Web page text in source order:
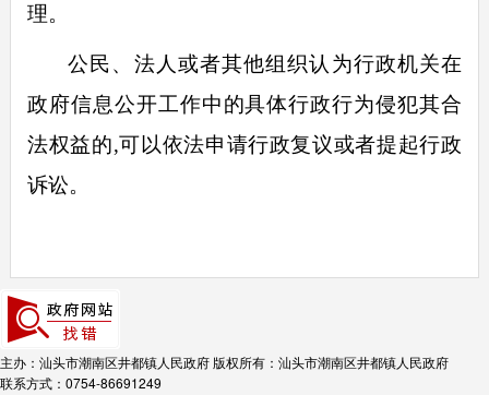
理。
公民、法人或者其他组织认为行政机关在
政府信息公开工作中的具体行政行为侵犯其合
法权益的,可以依法申请行政复议或者提起行政
诉讼。
主办：汕头市潮南区井都镇人民政府 版权所有：汕头市潮南区井都镇人民政府
联系方式：0754-86691249